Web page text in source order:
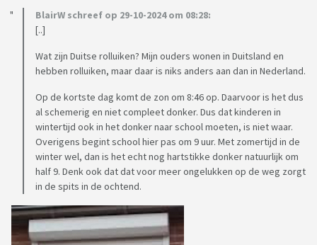
BlairW schreef op 29-10-2024 om 08:28:
[..]
Wat zijn Duitse rolluiken? Mijn ouders wonen in Duitsland en
hebben rolluiken, maar daar is niks anders aan dan in Nederland.
Op de kortste dag komt de zon om 8:46 op. Daarvoor is het dus
al schemerig en niet compleet donker. Dus dat kinderen in
wintertijd ook in het donker naar school moeten, is niet waar.
Overigens begint school hier pas om 9 uur. Met zomertijd in de
winter wel, dan is het echt nog hartstikke donker natuurlijk om
half 9. Denk ook dat dat voor meer ongelukken op de weg zorgt
in de spits in de ochtend.